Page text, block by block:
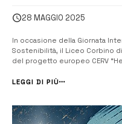
28 MAGGIO 2025
In occasione della Giornata
Sostenibilità, il Liceo Corbino
del progetto europeo CERV
Usamborgia. La giornata si è
LEGGI DI PIÙ